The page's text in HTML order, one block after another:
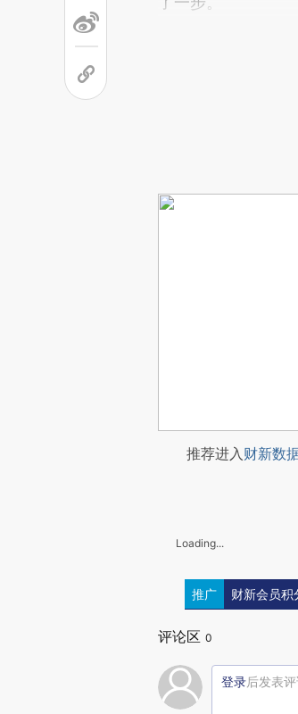
推荐进入财新数
Loading...
推广 财新会员积
评论区 0
登录后发表